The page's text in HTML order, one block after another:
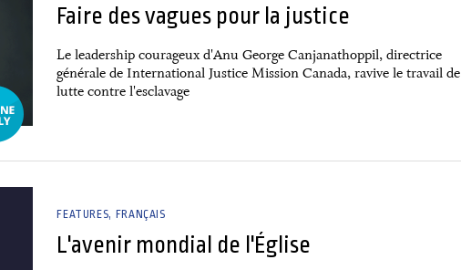
Faire des vagues pour la justice
Le leadership courageux d'Anu George Canjanathoppil, directrice
générale de International Justice Mission Canada, ravive le travail de
lutte contre l'esclavage
FEATURES FRANÇAIS
L'avenir mondial de l'Église